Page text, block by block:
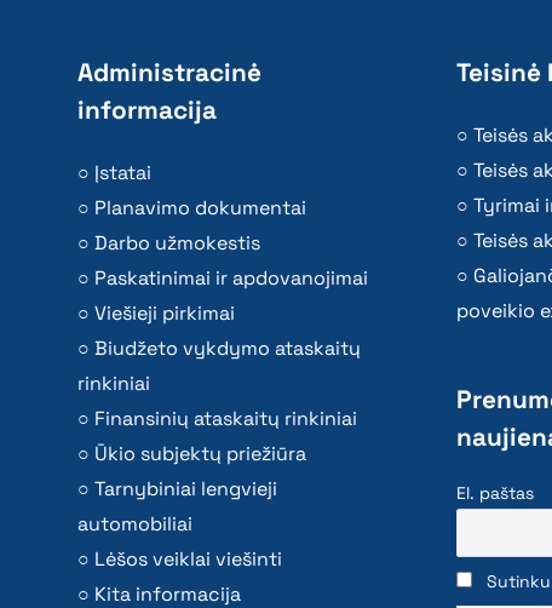
Administracinė
informacija
Įstatai
Planavimo dokumentai
Darbo užmokestis
Paskatinimai ir apdovanojimai
Viešieji pirkimai
Biudžeto vykdymo ataskaitų
rinkiniai
Finansinių ataskaitų rinkiniai
Ūkio subjektų priežiūra
Tarnybiniai lengvieji
automobiliai
Lėšos veiklai viešinti
Kita informacija
Teisinė
Teisės
Teisės
Tyrimai
Teisės
poveikio
El. paštas